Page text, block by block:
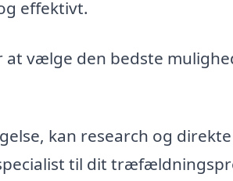
effektivt.
vælge den bedste
kan research og direkte
til dit